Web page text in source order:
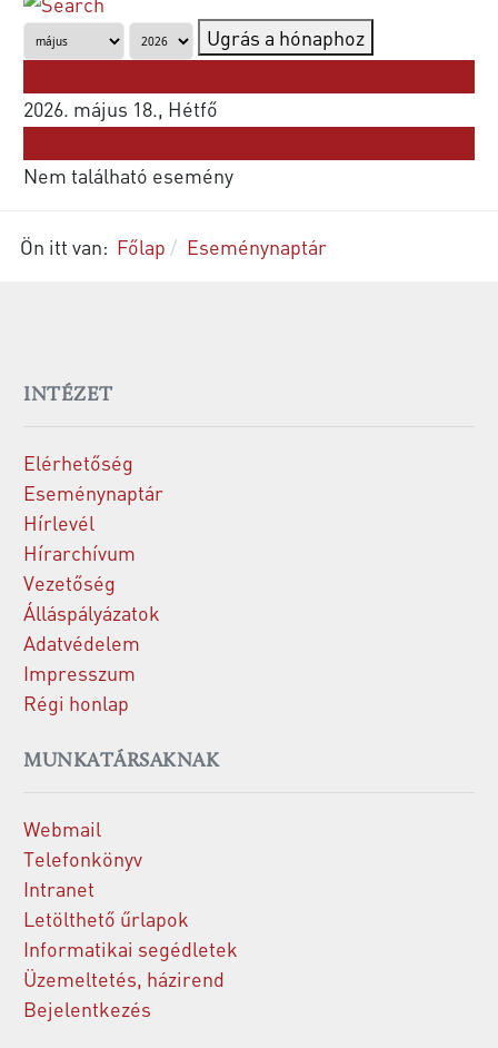
Ugrás a hónaphoz
2026. május 18., Hétfő
Nem található esemény
Ön itt van: Főlap Eseménynaptár
INTÉZET
Elérhetőség
Eseménynaptár
Hírlevél
Hírarchívum
Vezetőség
Álláspályázatok
Adatvédelem
Impresszum
Régi honlap
MUNKATÁRSAKNAK
Webmail
Telefonkönyv
Intranet
Letölthető űrlapok
Informatikai segédletek
Üzemeltetés, házirend
Bejelentkezés